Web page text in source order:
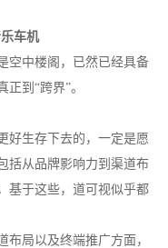
车机
空中楼阁，已然已经具备
到“跨界”。
好生存下去的，一定是愿
括从品牌影响力到渠道布
基于这些，道可视似乎都
布局以及终端推广方面，